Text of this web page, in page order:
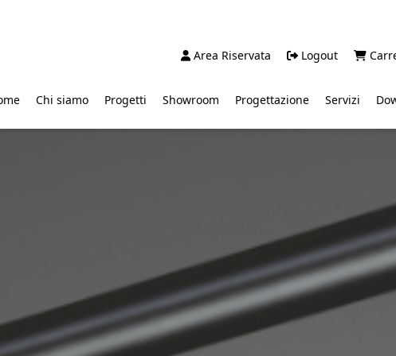
Area Riservata Logout
Chi siamo Progetti Showroom Progettazione Servizi